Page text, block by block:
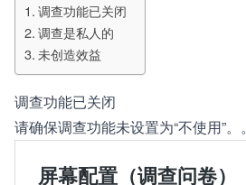
调查功能已关闭
调查是私人的
未创造效益
调查功能已关闭
请确保调查功能未设置为“不使用”。。